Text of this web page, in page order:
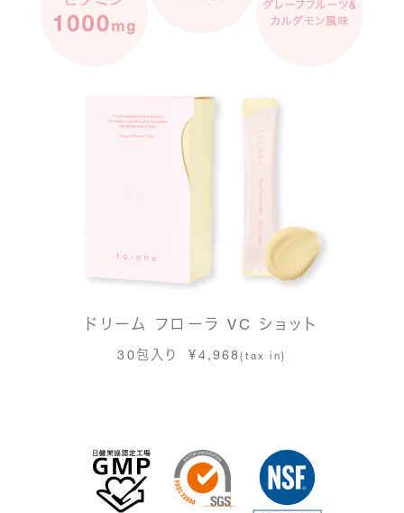
ドリーム フローラ VC ショット
30包入り ¥4,968(tax in)